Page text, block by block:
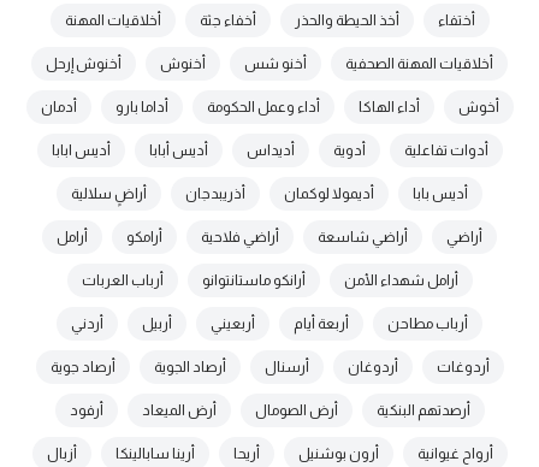
أختفاء أخذ الحيطة والحذر أخفاء جثة أخلاقيات المهنة
أخلاقيات المهنة الصحفية أخنو شس أخنوش أخنوش إرحل
أخوش أداء الهاكا أداء وعمل الحكومة أداما بارو أدمان
أدوات تفاعلية أدوية أديداس أديس أبابا أديس ابابا
أديس بابا أديمولا لوكمان أذريبدجان أراضٍ سلالية
أراضي أراضي شاسعة أراضي فلاحية أرامكو أرامل
أرامل شهداء الأمن أرانكو ماستانتوانو أرباب العربات
أرباب مطاحن أربعة أيام أربعيني أربيل أردني
أردوغات أردوغان أرسنال أرصاد الجوية أرصاد جوية
أرصدتهم البنكية أرض الصومال أرض الميعاد أرفود
أرواح غيوانية أرون بوشنيل أريحا أرينا سابالينكا أزبال